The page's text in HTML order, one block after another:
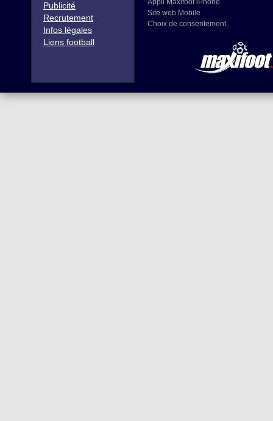
Publicité
Recrutement
Infos légales
Liens football
Appli Maxifoot iPhone
Site web Mobile
Choix de consentement